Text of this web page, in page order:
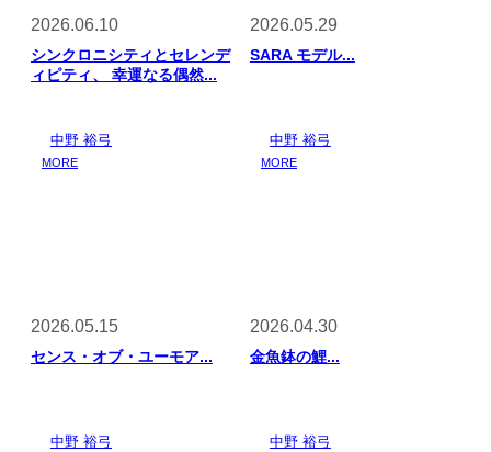
2026.06.10
シンクロニシティとセレンデ
ィピティ、 幸運なる偶然...
中野 裕弓
MORE
2026.05.29
SARA モデル...
中野 裕弓
MORE
2026.05.15
センス・オブ・ユーモア...
中野 裕弓
2026.04.30
金魚鉢の鯉...
中野 裕弓